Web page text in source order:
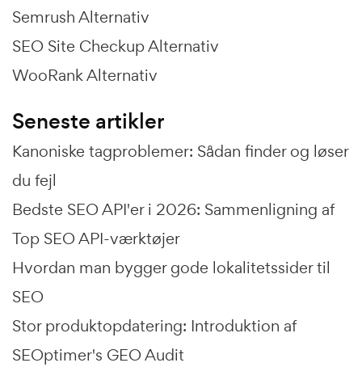
Semrush Alternativ
SEO Site Checkup Alternativ
WooRank Alternativ
Seneste artikler
Kanoniske tagproblemer: Sådan finder og løser
du fejl
Bedste SEO API'er i 2026: Sammenligning af
Top SEO API-værktøjer
Hvordan man bygger gode lokalitetssider til
SEO
Stor produktopdatering: Introduktion af
SEOptimer's GEO Audit